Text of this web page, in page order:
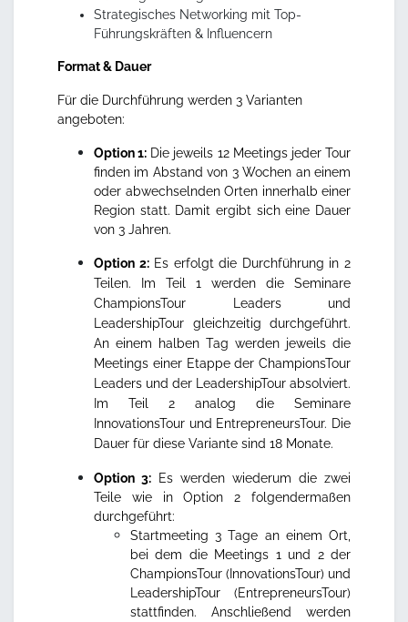
Strategisches Networking mit Top-
Führungskräften & Influencern
Format & Dauer
Für die Durchführung werden 3 Varianten
angeboten:
Option 1: Die jeweils 12 Meetings jeder Tour
finden im Abstand von 3 Wochen an einem
oder abwechselnden Orten innerhalb einer
Region statt. Damit ergibt sich eine Dauer
von 3 Jahren.
Option 2: Es erfolgt die Durchführung in 2
Teilen. Im Teil 1 werden die Seminare
ChampionsTour Leaders und
LeadershipTour gleichzeitig durchgeführt.
An einem halben Tag werden jeweils die
Meetings einer Etappe der ChampionsTour
Leaders und der LeadershipTour absolviert.
Im Teil 2 analog die Seminare
InnovationsTour und EntrepreneursTour. Die
Dauer für diese Variante sind 18 Monate.
Option 3: Es werden wiederum die zwei
Teile wie in Option 2 folgendermaßen
durchgeführt:
Startmeeting 3 Tage an einem Ort,
bei dem die Meetings 1 und 2 der
ChampionsTour (InnovationsTour) und
LeadershipTour (EntrepreneursTour)
stattfinden. Anschließend werden